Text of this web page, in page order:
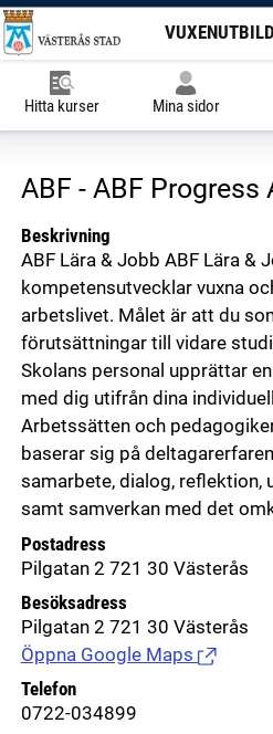
Hitta kurser Mina sidor
ABF - ABF Progress
Beskrivning
ABF Lära & Jobb ABF Lära &
kompetensutvecklar vuxna
arbetslivet. Målet är att du
förutsättningar till vidare
Skolans personal upprättar
med dig utifrån dina
Arbetssätten och
baserar sig på
samarbete, dialog, reflektion,
samt samverkan med det
Postadress
Pilgatan 2 721 30 Västerås
Besöksadress
Pilgatan 2 721 30 Västerås
Öppna Google Maps (Länk till
Telefon
0722-034899